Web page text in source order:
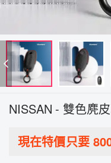
NISSAN - 雙色麂
現在特價只要